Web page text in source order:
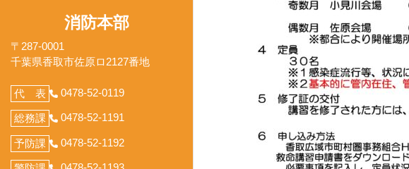
消防本部
〒287-0001
千葉県香取市佐原ロ2127番地
代 表 0478-52-0119
総務課 0478-52-1191
予防課 0478-52-1192